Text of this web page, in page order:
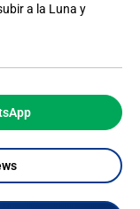
a la Luna y